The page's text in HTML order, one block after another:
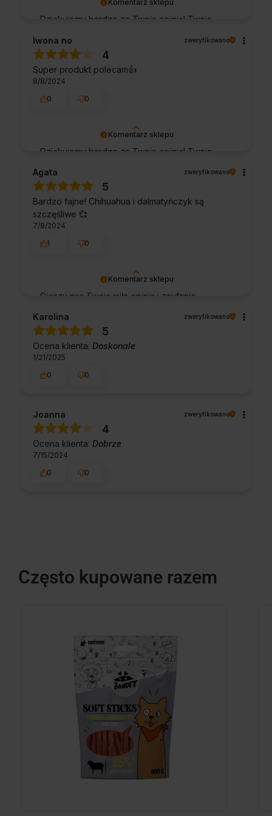
Komentarz sklepu
Dziękujemy bardzo za Twoją opinię! Twoja
wiemy, że jesteśmy na właściwym torze :) Z
pozdrowieniami, obsługa sklepu.
Komentarz sklepu
Dziękujemy bardzo za Twoją opinię! Twoja
wiemy, że jesteśmy na właściwym torze :) Z
pozdrowieniami, obsługa sklepu.
Iwona no zweryfikowano
4
Super produkt polecam👍️
8/8/2024
0
0
Komentarz sklepu
Cieszy nas Twoja miła opinia i zaufanie.
klientów jak Ty. Z pozdrowieniami, obsługa
sklepu.
Agata zweryfikowano
5
Bardzo fajne! Chihuahua i dalmatyńczyk są
szczęśliwe 💞
7/8/2024
1
0
Karolina zweryfikowano
5
Ocena klienta: Doskonale
1/21/2025
0
0
Joanna zweryfikowano
4
Ocena klienta: Dobrze
7/15/2024
0
0
Często kupowane razem